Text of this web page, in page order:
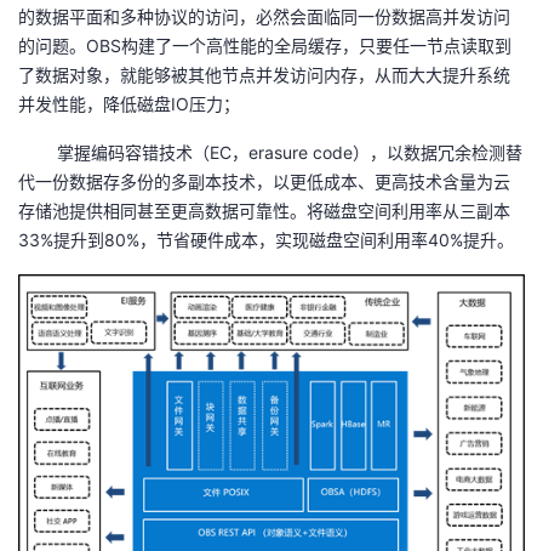
的数据平面和多种协议的访问，必然会面临同一份数据高并发访问
的问题。 OBS构建了一个高性能的全局缓存，只要任一节点读取到
了数据对象，就能够被其他节点并发访问内存，从而大大提升系统
并发性能，降低磁盘IO压力；
掌握编码容错技术（EC， erasure code），以数据冗余检测替
代一份数据存多份的多副本技术，以更低成本、更高技术含量为云
存储池提供相同甚至更高数据可靠性。将磁盘空间利用率从三副本
33%提升到80%，节省硬件成本，实现磁盘空间利用率40%提升。